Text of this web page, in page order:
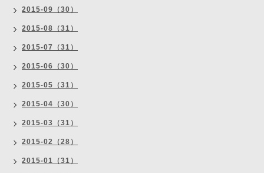
2015-09（30）
2015-08（31）
2015-07（31）
2015-06（30）
2015-05（31）
2015-04（30）
2015-03（31）
2015-02（28）
2015-01（31）